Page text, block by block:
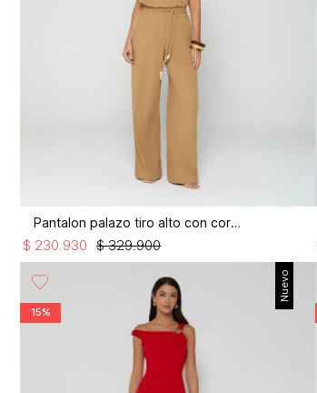
Pantalon palazo tiro alto con cordon
$ 329.900
$ 230.930
Nuevo
15%